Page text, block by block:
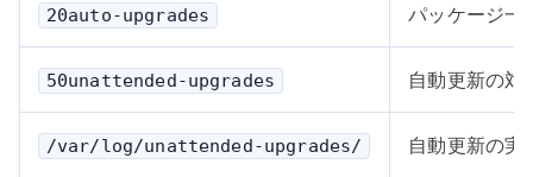
20auto-upgrades パッケージ一
50unattended-upgrades 自動更新の対
/var/log/unattended-upgrades/ 自動更新の実